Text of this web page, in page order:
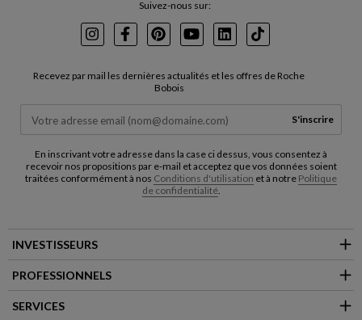
Suivez-nous sur:
InstagramFacebookPinterest
YoutubeLinkedInTikTok
Recevez par mail les dernières actualités et les offres de Roche
Bobois
S'inscrire
En inscrivant votre adresse dans la case ci dessus, vous consentez à
recevoir nos propositions par e-mail et acceptez que vos données soient
traitées conformément à nos Conditions d'utilisation et à notre Politique
de confidentialité.
INVESTISSEURS
PROFESSIONNELS
SERVICES